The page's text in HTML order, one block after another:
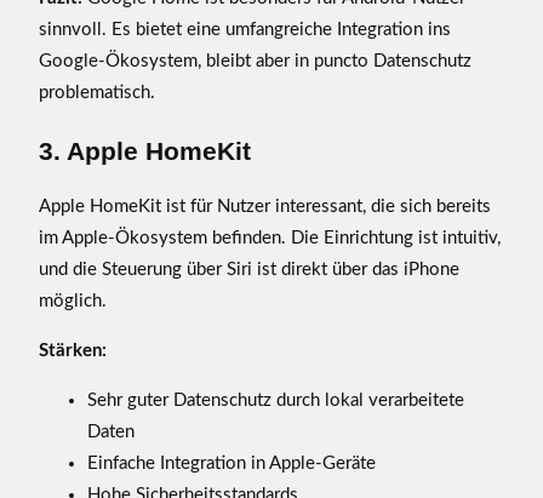
sinnvoll. Es bietet eine umfangreiche Integration ins
Google-Ökosystem, bleibt aber in puncto Datenschutz
problematisch.
3. Apple HomeKit
Apple HomeKit ist für Nutzer interessant, die sich bereits
im Apple-Ökosystem befinden. Die Einrichtung ist intuitiv,
und die Steuerung über Siri ist direkt über das iPhone
möglich.
Stärken:
Sehr guter Datenschutz durch lokal verarbeitete
Daten
Einfache Integration in Apple-Geräte